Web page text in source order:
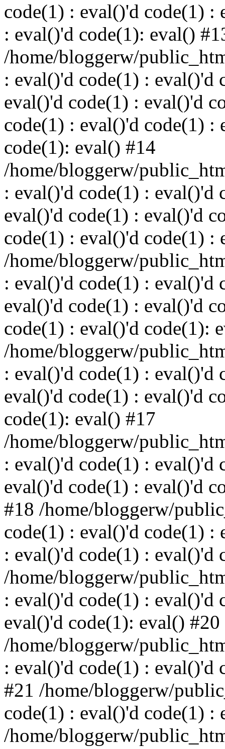
code(1) : eval()'d code(1) :
: eval()'d code(1): eval()
/home/bloggerw/
: eval()'d code(1) : eval()'d
eval()'d code(1) : eval()'d
code(1) : eval()'d code(1) :
code(1): eval() #14
/home/bloggerw/
: eval()'d code(1) : eval()'d
eval()'d code(1) : eval()'d
code(1) : eval()'d code(1) :
/home/bloggerw/
: eval()'d code(1) : eval()'d
eval()'d code(1) : eval()'d
code(1) : eval()'d code(1):
/home/bloggerw/
: eval()'d code(1) : eval()'d
eval()'d code(1) : eval()'d
code(1): eval() #17
/home/bloggerw/
: eval()'d code(1) : eval()'d
eval()'d code(1) : eval()'d
#18 /home/bloggerw/
code(1) : eval()'d code(1) :
: eval()'d code(1) : eval()'d
/home/bloggerw/
: eval()'d code(1) : eval()'d
eval()'d code(1): eval() #20
/home/bloggerw/
: eval()'d code(1) : eval()'d
#21 /home/bloggerw/
code(1) : eval()'d code(1) :
/home/bloggerw/